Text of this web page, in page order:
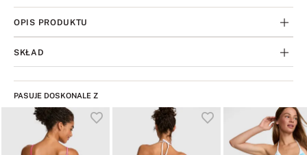
OPIS PRODUKTU
SKŁAD
PASUJE DOSKONALE Z